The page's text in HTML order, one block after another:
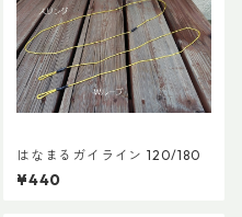
はなまるガイライン 120/180
¥440